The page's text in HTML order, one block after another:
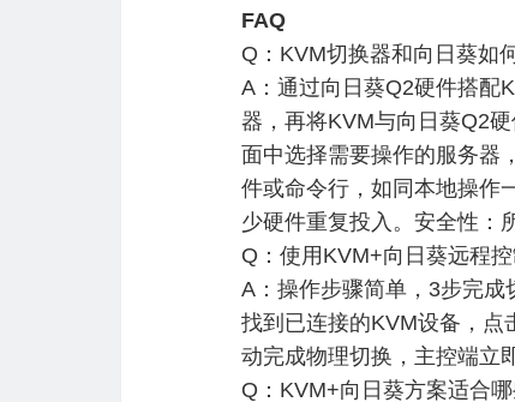
FAQ
Q：KVM切换器和向日葵如
A：通过向日葵Q2硬件搭配
器，再将KVM与向日葵Q2
面中选择需要操作的服务器
件或命令行，如同本地操作
少硬件重复投入。安全性：
Q：使用KVM+向日葵远程
A：操作步骤简单，3步完
找到已连接的KVM设备，点
动完成物理切换，主控端立
Q：KVM+向日葵方案适合哪